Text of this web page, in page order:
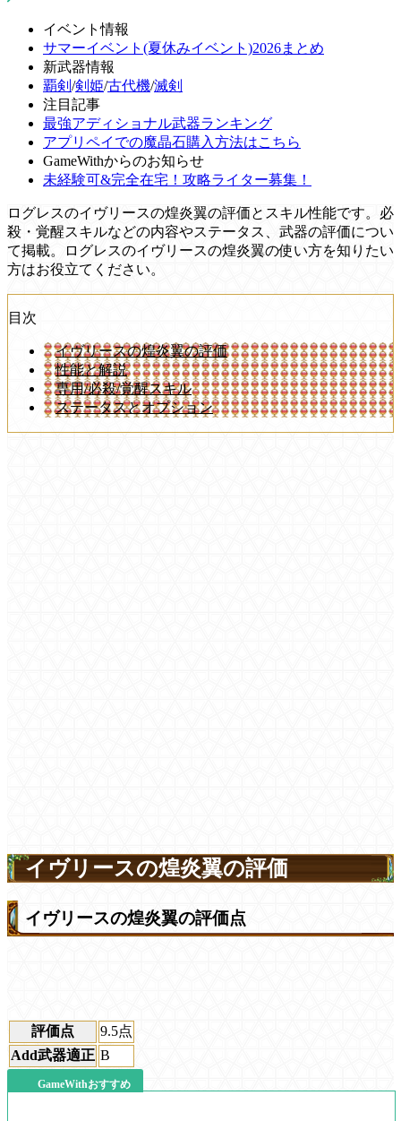
イベント情報
サマーイベント(夏休みイベント)2026まとめ
新武器情報
覇剣 /剣姫/古代機/滅剣
注目記事
最強アディショナル武器ランキング
アプリペイでの魔晶石購入方法はこちら
GameWithからのお知らせ
未経験可&完全在宅！攻略ライター募集！
ログレスのイヴリースの煌炎翼の評価とスキル性能です。必
殺・覚醒スキルなどの内容やステータス、武器の評価につい
て掲載。ログレスのイヴリースの煌炎翼の使い方を知りたい
方はお役立てください。
目次
イヴリースの煌炎翼の評価
性能と解説
専用/必殺/覚醒スキル
ステータスとオプション
イヴリースの煌炎翼の評価
イヴリースの煌炎翼の評価点
評価点 9.5点
Add武器適正 B
GameWithおすすめ